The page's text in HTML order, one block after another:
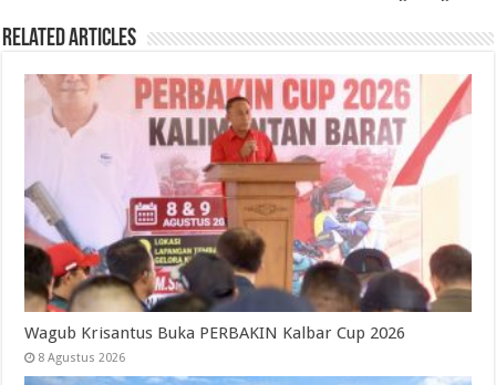
Related Articles
Wagub Krisantus Buka PERBAKIN Kalbar Cup 2026
8 Agustus 2026